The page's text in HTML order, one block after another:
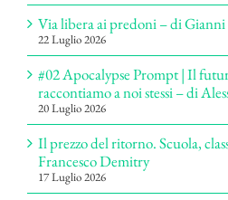
Via libera ai predoni – di
22 Luglio 2026
#02 Apocalypse Prompt | Il
raccontiamo a noi stessi – di
20 Luglio 2026
Il prezzo del ritorno. Scuola,
Francesco Demitry
17 Luglio 2026